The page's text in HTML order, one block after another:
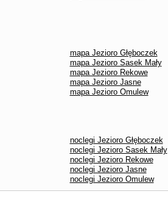
mapa Jezioro Głęboczek
mapa Jezioro Sasek Mały
mapa Jezioro Rekowe
mapa Jezioro Jasne
mapa Jezioro Omulew
noclegi Jezioro Głęboczek
noclegi Jezioro Sasek Mały
noclegi Jezioro Rekowe
noclegi Jezioro Jasne
noclegi Jezioro Omulew